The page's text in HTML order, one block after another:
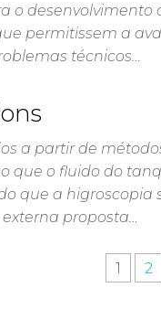
o
permitissem a
técnicos…
a partir de
que o fluido do
que a
proposta…
1 2